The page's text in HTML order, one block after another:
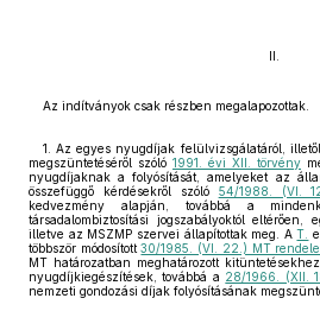
II.
Az indítványok csak részben megalapozottak.
1. Az egyes nyugdíjak felülvizsgálatáról,
megszüntetéséről szóló 1991. évi XII. törvény
nyugdíjaknak a folyósítását, amelyeket az
összefüggő kérdésekről szóló 54/1988. (VI.
kedvezmény alapján, továbbá a
társadalombiztosítási jogszabályoktól eltérően,
illetve az MSZMP szervei állapítottak meg. AT.
többször módosított30/1985. (VI. 22.) MT
MT határozatban meghatározott
nyugdíjkiegészítések, továbbá a 28/1966. (XII.
nemzeti gondozási díjak folyósításának